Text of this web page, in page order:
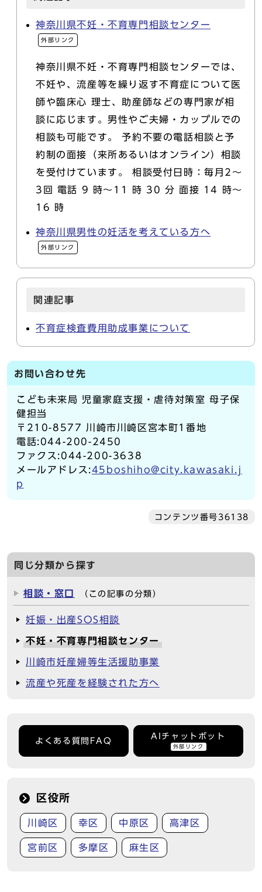
神奈川県不妊・不育専門相談センター
外部リンク
神奈川県不妊・不育専門相談センターでは、
不妊や、流産等を繰り返す不育症について医
師や臨床心 理士、助産師などの専門家が相
談に応じます。男性やご夫婦・カップルでの
相談も可能です。 予約不要の電話相談と予
約制の面接（来所あるいはオンライン）相談
を受付けています。 相談受付日時：毎月2～
3回 電話 9 時～11 時 30 分 面接 14 時～
16 時
神奈川県男性の妊活を考えている方へ
外部リンク
関連記事
不育症検査費用助成事業について
お問い合わせ先
こども未来局 児童家庭支援・虐待対策室 母子保
健担当
〒210-8577 川崎市川崎区宮本町1番地
電話:044-200-2450
ファクス:044-200-3638
メールアドレス:45boshiho@city.kawasaki.j
p
コンテンツ番号36138
同じ分類から探す
相談・窓口 （この記事の分類）
妊娠・出産SOS相談
不妊・不育専門相談センター
川崎市妊産婦等生活援助事業
流産や死産を経験された方へ
よくある質問FAQ
AIチャットボット
外部リンク
区役所
川崎区 幸区 中原区 高津区
宮前区 多摩区 麻生区